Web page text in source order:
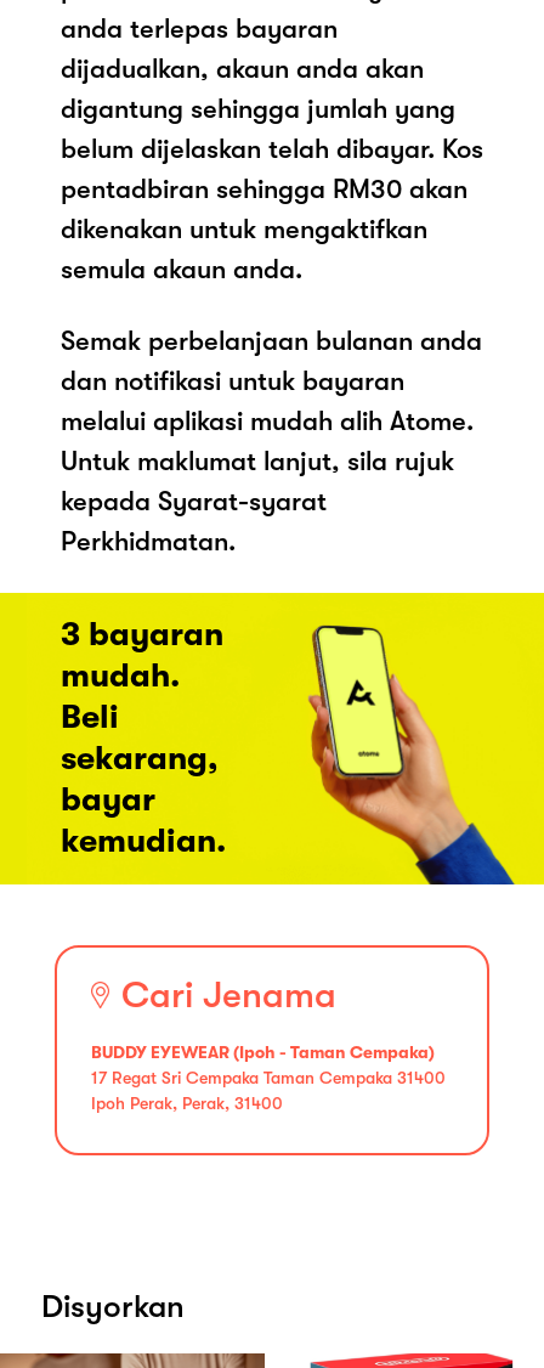
anda terlepas bayaran
dijadualkan, akaun anda akan
digantung sehingga jumlah yang
belum dijelaskan telah dibayar. Kos
pentadbiran sehingga RM30 akan
dikenakan untuk mengaktifkan
semula akaun anda.
Semak perbelanjaan bulanan anda
dan notifikasi untuk bayaran
melalui aplikasi mudah alih Atome.
Untuk maklumat lanjut, sila rujuk
kepada Syarat-syarat
Perkhidmatan.
3 bayaran
mudah.
Beli
sekarang,
bayar
kemudian.
Cari Jenama
BUDDY EYEWEAR (Ipoh - Taman Cempaka)
17 Regat Sri Cempaka Taman Cempaka 31400
Ipoh Perak, Perak, 31400
Disyorkan